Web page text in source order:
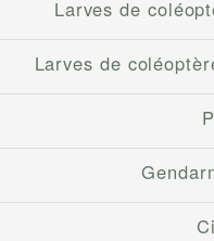
Larves de
Larves de